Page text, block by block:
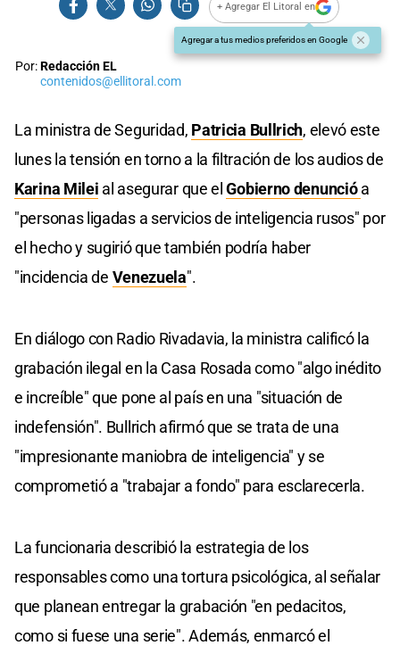
+ Agregar El Litoral en
Agregar a tus medios preferidos en Google
Por:Redacción EL
contenidos@ellitoral.com
La ministra de Seguridad, Patricia Bullrich, elevó este
lunes la tensión en torno a la filtración de los audios de
Karina Milei al asegurar que elGobiernodenuncióa
"personas ligadas a servicios de inteligencia rusos" por
el hecho y sugirió que también podría haber
"incidencia de Venezuela".
En diálogo con Radio Rivadavia, la ministra calificó la
grabación ilegal en la Casa Rosada como "algo inédito
e increíble" que pone al país en una "situación de
indefensión". Bullrich afirmó que se trata de una
"impresionante maniobra de inteligencia" y se
comprometió a "trabajar a fondo" para esclarecerla.
La funcionaria describió la estrategia de los
responsables como una tortura psicológica, al señalar
que planean entregar la grabación "en pedacitos,
como si fuese una serie". Además, enmarcó el